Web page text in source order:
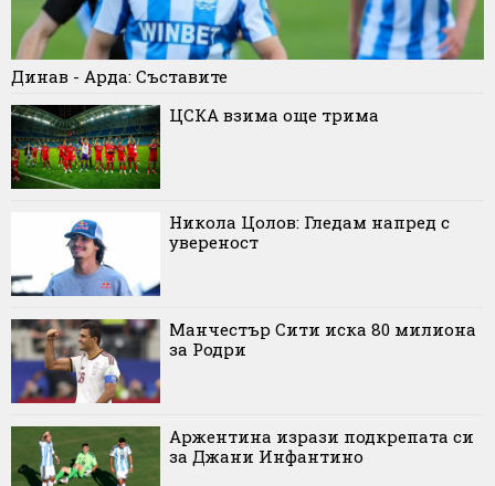
Динав - Арда: Съставите
ЦСКА взима още трима
Никола Цолов: Гледам напред с
увереност
Манчестър Сити иска 80 милиона
за Родри
Аржентина изрази подкрепата си
за Джани Инфантино